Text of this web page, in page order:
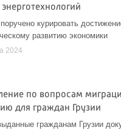
курировать
развитию экономики
2024
по вопросам
для граждан Грузии
гражданам Грузии